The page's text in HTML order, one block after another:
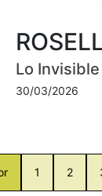
Lo
30/03/2026
1 2